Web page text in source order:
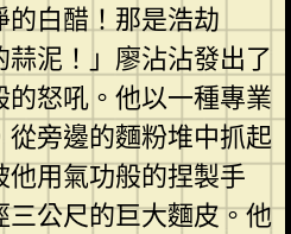
白醋！那是浩劫
泥！」廖沾沾發出了
怒吼。他以一種專業
旁邊的麵粉堆中抓起
用氣功般的捏製手
公尺的巨大麵皮。他